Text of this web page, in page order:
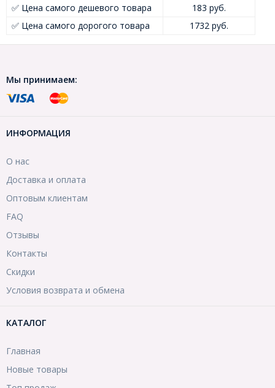
✅ Цена самого дешевого товара
183 руб.
✅ Цена самого дорогого товара
1732 руб.
Мы принимаем:
ИНФОРМАЦИЯ
О нас
Доставка и оплата
Оптовым клиентам
FAQ
Отзывы
Контакты
Скидки
Условия возврата и обмена
КАТАЛОГ
Главная
Новые товары